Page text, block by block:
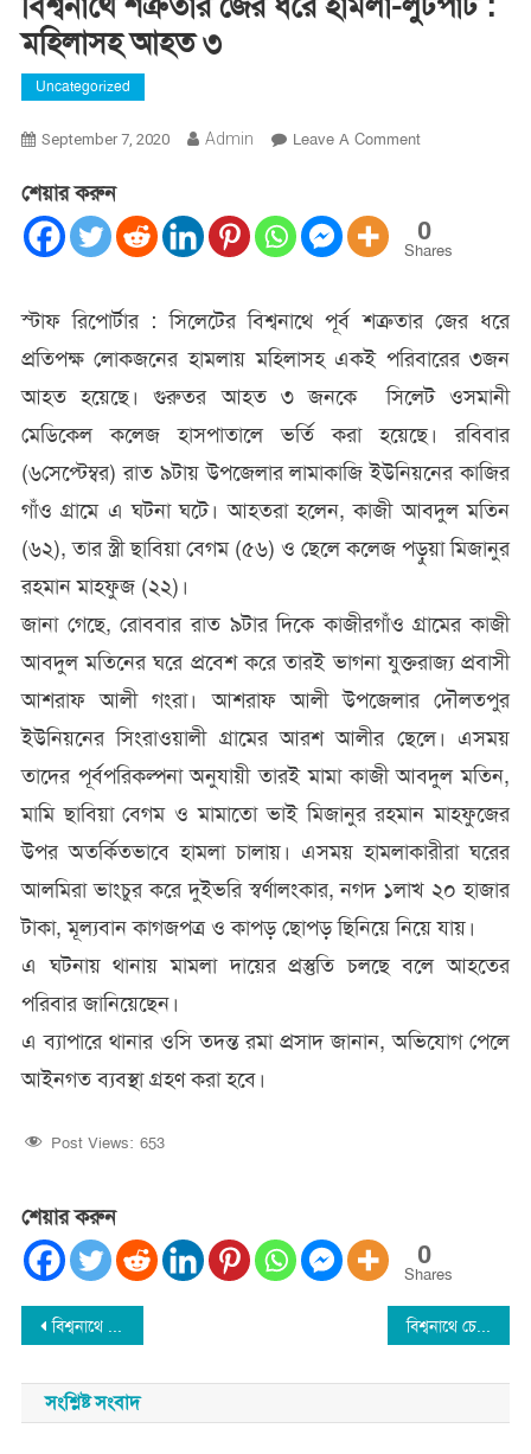
মহিলাসহ আহত ৩
Uncategorized
September 7, 2020 Admin Leave A CommentOn
জের
ধরে
:
মহিলাসহ
আহত
৩
শেয়ার করুন
0
Shares
স্টাফ রিপোর্টার : সিলেটের বিশ্বনাথে পূর্ব শত্রুতার জের ধরে
প্রতিপক্ষ লোকজনের হামলায় মহিলাসহ একই পরিবারের ৩জন
আহত হয়েছে। গুরুতর আহত ৩ জনকে সিলেট ওসমানী
মেডিকেল কলেজ হাসপাতালে ভর্তি করা হয়েছে। রবিবার
(৬সেপ্টেম্বর) রাত ৯টায় উপজেলার লামাকাজি ইউনিয়নের কাজির
গাঁও গ্রামে এ ঘটনা ঘটে। আহতরা হলেন, কাজী আবদুল মতিন
(৬২), তার স্ত্রী ছাবিয়া বেগম (৫৬) ও ছেলে কলেজ পড়ুয়া মিজানুর
রহমান মাহফুজ (২২)।
জানা গেছে, রোববার রাত ৯টার দিকে কাজীরগাঁও গ্রামের কাজী
আবদুল মতিনের ঘরে প্রবেশ করে তারই ভাগনা যুক্তরাজ্য প্রবাসী
আশরাফ আলী গংরা। আশরাফ আলী উপজেলার দৌলতপুর
ইউনিয়নের সিংরাওয়ালী গ্রামের আরশ আলীর ছেলে। এসময়
তাদের পূর্বপরিকল্পনা অনুযায়ী তারই মামা কাজী আবদুল মতিন,
মামি ছাবিয়া বেগম ও মামাতো ভাই মিজানুর রহমান মাহফুজের
উপর অতর্কিতভাবে হামলা চালায়। এসময় হামলাকারীরা ঘরের
আলমিরা ভাংচুর করে দুইভরি স্বর্ণালংকার, নগদ ১লাখ ২০ হাজার
টাকা, মূল্যবান কাগজপত্র ও কাপড় ছোপড় ছিনিয়ে নিয়ে যায়।
এ ঘটনায় থানায় মামলা দায়ের প্রস্তুতি চলছে বলে আহতের
পরিবার জানিয়েছেন।
এ ব্যাপারে থানার ওসি তদন্ত রমা প্রসাদ জানান, অভিযোগ পেলে
আইনগত ব্যবস্থা গ্রহণ করা হবে।
Post Views: 653
শেয়ার করুন
0
Shares
Post
navigation
বিশ্বনাথে অটোরিক্সা চালক সফিক খুনের ঘটনায় ১জন গ্রেফতার বিশ্বনাথে চেয়ারম্যান রুহেলের বিরুদ্ধে অভিযোগের তদন্ত ৯ সেপ্টেম্বর
সংশ্লিষ্ট সংবাদ